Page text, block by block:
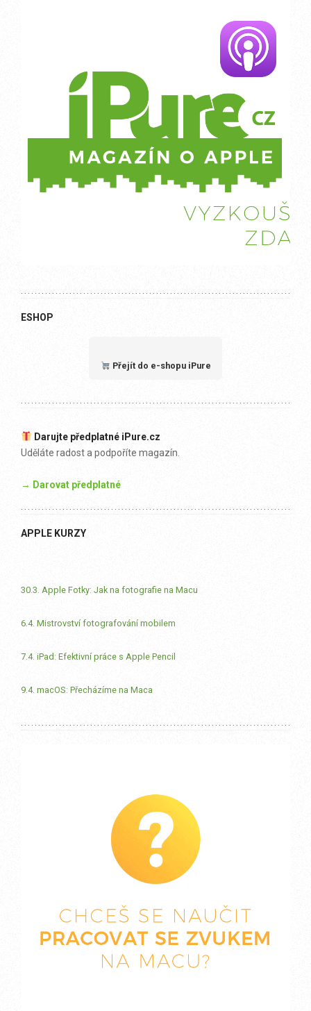
ESHOP
Přejít do e-shopu iPure
Darujte předplatné iPure.cz
Uděláte radost a podpoříte magazín.
→ Darovat předplatné
APPLE KURZY
30.3. Apple Fotky: Jak na fotografie na Macu
6.4. Mistrovství fotografování mobilem
7.4. iPad: Efektivní práce s Apple Pencil
9.4. macOS: Přecházíme na Maca